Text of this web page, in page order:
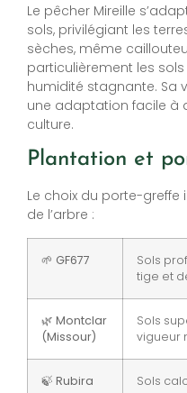
Le pêcher Mireille
sols, privilégiant les
sèches, même
particulièrement les
humidité stagnante. Sa
une adaptation facile à
culture.
Plantation et
Le choix du porte-
de l’arbre :
🌱 GF677
Sols
tige et
🌿 Montclar
(Missour)
Sols
vigueur
🍃 Rubira
Sols